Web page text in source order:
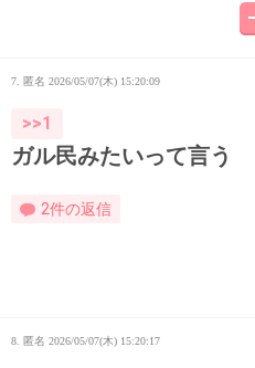
7. 匿名 2026/05/07(木) 15:20:09
>>1
ガル民みたいって言う
2件の返信
8. 匿名 2026/05/07(木) 15:20:17